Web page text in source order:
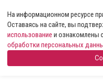
На информационном ресурсе
Оставаясь на сайте, вы
использование и ознакомлены
обработки персональных